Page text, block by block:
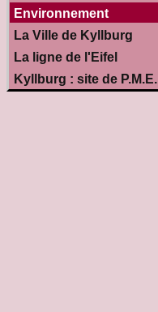
Environnement
La Ville de Kyllburg
La ligne de l'Eifel
Kyllburg : site de P.M.E.